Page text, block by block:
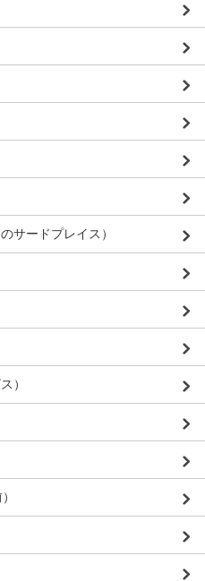
サードプレイス）
）